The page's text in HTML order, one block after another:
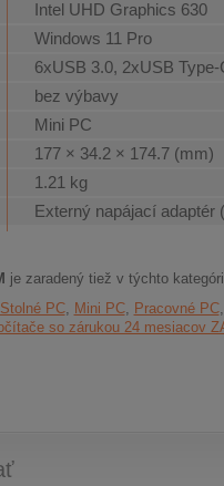
Intel UHD Graphics 630
Windows 11 Pro
6xUSB 3.0, 2xUSB
bez výbavy
Mini PC
177 × 34.2 × 174.7 (mm)
1.21 kg
Externý napájací adaptér
je zaradený tiež v týchto
Stolné PC Mini PC Pracovné PC
so zárukou 24 mesiacov